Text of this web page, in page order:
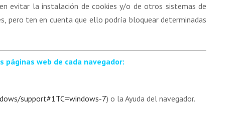
evitar la instalación de cookies y/o de otros sistemas de
pero ten en cuenta que ello podría bloquear determinadas
páginas web de cada navegador:
support#1TC=windows-7) o la Ayuda del navegador.